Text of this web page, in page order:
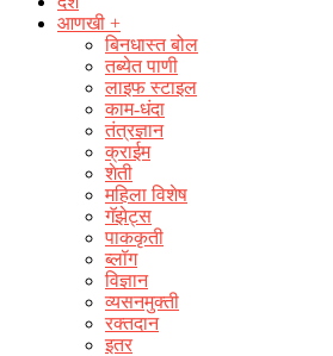
आणखी +
बिनधास्त बोल
तब्येत पाणी
लाइफ स्टाइल
काम-धंदा
तंत्रज्ञान
क्राईम
शेती
महिला विशेष
गॅझेट्स
पाककृती
ब्लॉग
विज्ञान
व्यसनमुक्ती
रक्‍तदान
इतर